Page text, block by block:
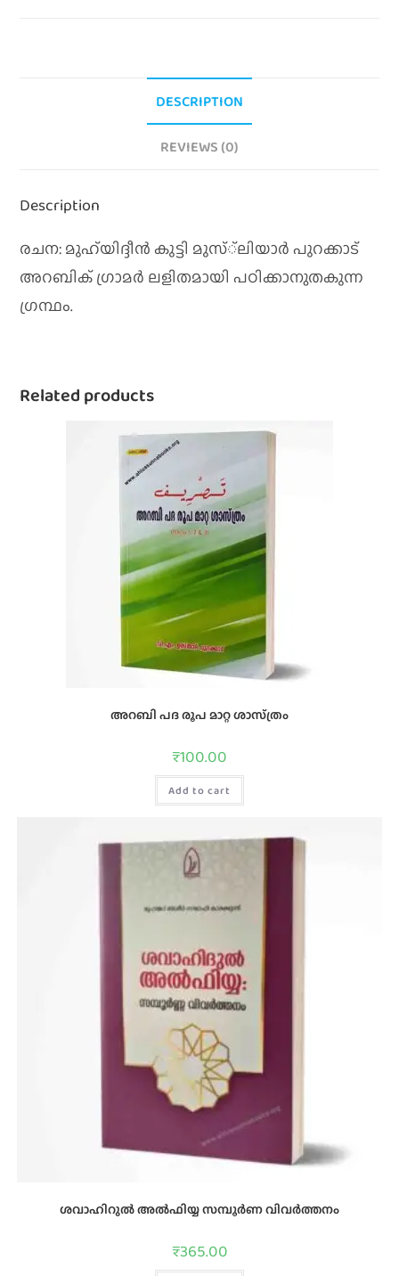
DESCRIPTION
REVIEWS (0)
Description
രചന: മുഹ്‌യിദ്ദീന്‍ കുട്ടി മുസ്‌്‌ലിയാര്‍ പുറക്കാട്‌
അറബിക് ഗ്രാമര്‍ ലളിതമായി പഠിക്കാനുതകുന്ന
ഗ്രന്ഥം.
Related products
അറബി പദ രൂപ മാറ്റ ശാസ്‌ത്രം
₹100.00
Add to cart
ശവാഹിറുൽ അൽഫിയ്യ സമ്പൂർണ വിവർത്തനം
₹365.00